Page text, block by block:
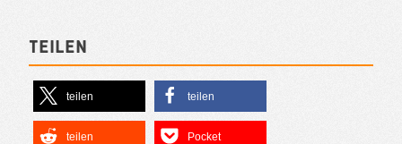
Teilen
teilen teilen
teilen Pocket